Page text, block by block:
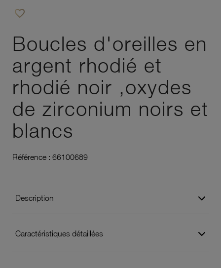
favorite_border
Boucles d'oreilles en
argent rhodié et
rhodié noir ,oxydes
de zirconium noirs et
blancs
Référence : 66100689
Description
Caractéristiques détaillées